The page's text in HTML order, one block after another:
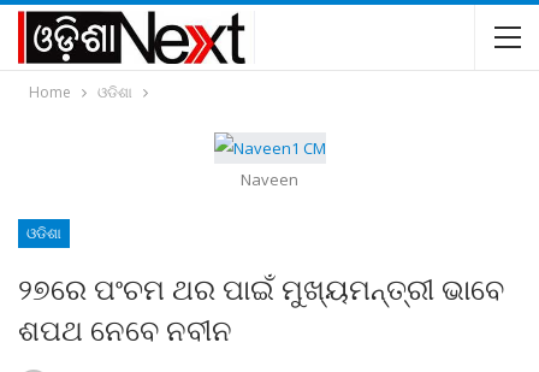
Home ଓଡିଶା
Naveen
ଓଡିଶା
୨୭ରେ ପଂଚମ ଥର ପାଇଁ ମୁଖ୍ୟମନ୍ତ୍ରୀ ଭାବେ
ଶପଥ ନେବେ ନବୀନ